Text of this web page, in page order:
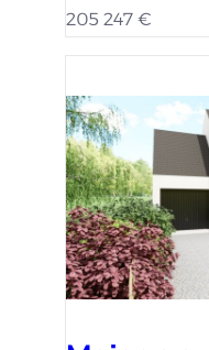
205 247 €